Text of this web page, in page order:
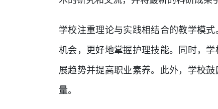
学校注重理论与实践相结合的教学模
机会，更好地掌握护理技能。同时，
展趋势并提高职业素养。此外，学校
量。